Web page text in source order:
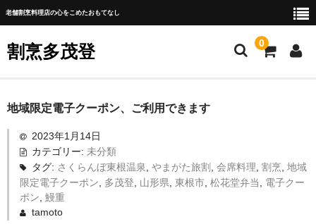
老舗割烹料理店の心をこめたおもてなし
割烹多茂登 0
ご挨拶
お部屋
お品書き
テイクアウト
地域限定電子クーポン、ご利用できます
2023年1月14日
カテゴリー: 未分類
タグ: さくらんぼ東根温泉 やまがた旅割 会席料理 割烹 地域
限定電子クーポン
多茂登 山形県 東根市, 松花堂弁当
電子クー
ポン 鰻重
tamoto